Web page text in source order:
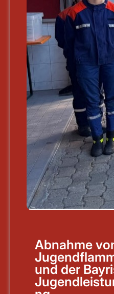
Abnahme
und der